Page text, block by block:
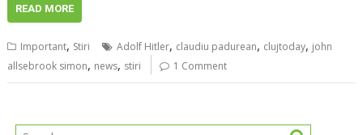
READ MORE
Important, Stiri Adolf Hitler, claudiu padurean, clujtoday, john
allsebrook simon, news, stiri 1 Comment